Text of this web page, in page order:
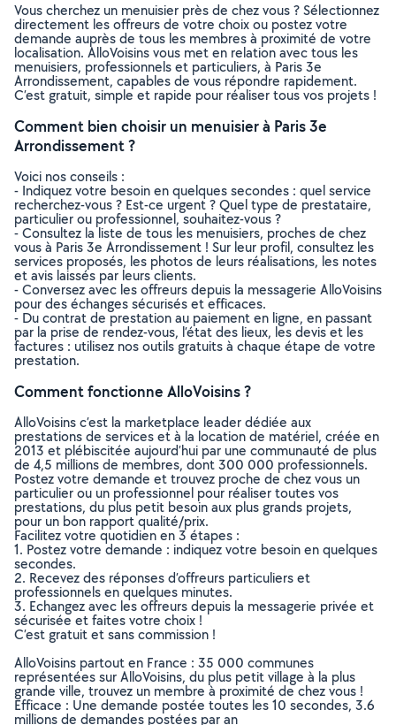
Vous cherchez un menuisier près de chez vous ? Sélectionnez
directement les offreurs de votre choix ou postez votre
demande auprès de tous les membres à proximité de votre
localisation. AlloVoisins vous met en relation avec tous les
menuisiers, professionnels et particuliers, à Paris 3e
Arrondissement, capables de vous répondre rapidement.
C’est gratuit, simple et rapide pour réaliser tous vos projets !
Comment bien choisir un menuisier à Paris 3e
Arrondissement ?
Voici nos conseils :
- Indiquez votre besoin en quelques secondes : quel service
recherchez-vous ? Est-ce urgent ? Quel type de prestataire,
particulier ou professionnel, souhaitez-vous ?
- Consultez la liste de tous les menuisiers, proches de chez
vous à Paris 3e Arrondissement ! Sur leur profil, consultez les
services proposés, les photos de leurs réalisations, les notes
et avis laissés par leurs clients.
- Conversez avec les offreurs depuis la messagerie AlloVoisins
pour des échanges sécurisés et efficaces.
- Du contrat de prestation au paiement en ligne, en passant
par la prise de rendez-vous, l’état des lieux, les devis et les
factures : utilisez nos outils gratuits à chaque étape de votre
prestation.
Comment fonctionne AlloVoisins ?
AlloVoisins c’est la marketplace leader dédiée aux
prestations de services et à la location de matériel, créée en
2013 et plébiscitée aujourd’hui par une communauté de plus
de 4,5 millions de membres, dont 300 000 professionnels.
Postez votre demande et trouvez proche de chez vous un
particulier ou un professionnel pour réaliser toutes vos
prestations, du plus petit besoin aux plus grands projets,
pour un bon rapport qualité/prix.
Facilitez votre quotidien en 3 étapes :
1. Postez votre demande : indiquez votre besoin en quelques
secondes.
2. Recevez des réponses d’offreurs particuliers et
professionnels en quelques minutes.
3. Echangez avec les offreurs depuis la messagerie privée et
sécurisée et faites votre choix !
C’est gratuit et sans commission !
AlloVoisins partout en France : 35 000 communes
représentées sur AlloVoisins, du plus petit village à la plus
grande ville, trouvez un membre à proximité de chez vous !
Efficace : Une demande postée toutes les 10 secondes, 3.6
millions de demandes postées par an